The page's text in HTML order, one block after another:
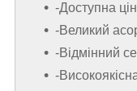
-Доступна
-Великий
-Відмінний
-